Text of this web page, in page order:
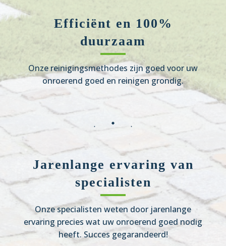
Efficiënt en 100%
duurzaam
Onze reinigingsmethodes zijn goed voor uw
onroerend goed en reinigen grondig.
Jarenlange ervaring van
specialisten
Onze specialisten weten door jarenlange
ervaring precies wat uw onroerend goed nodig
heeft. Succes gegarandeerd!